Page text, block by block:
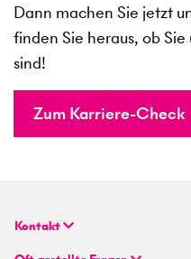
Dann machen Sie jetzt
finden Sie heraus, ob
sind!
Zum Karriere-Check
Kontakt
BETTERHOMES Deutschland